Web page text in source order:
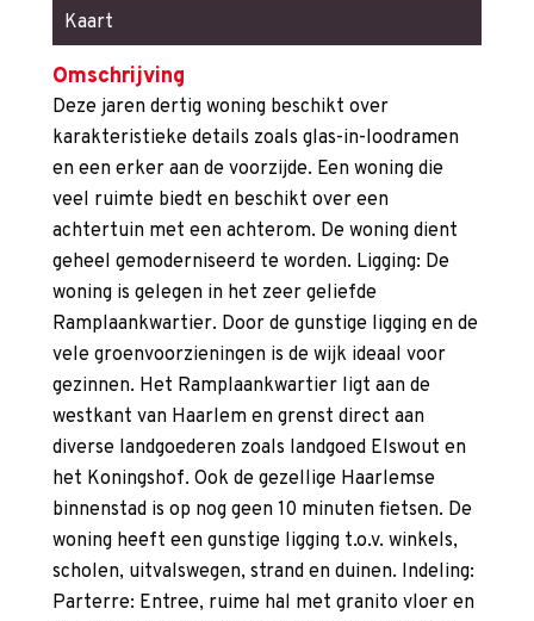
Kaart
Omschrijving
Deze jaren dertig woning beschikt over
karakteristieke details zoals glas-in-loodramen
en een erker aan de voorzijde. Een woning die
veel ruimte biedt en beschikt over een
achtertuin met een achterom. De woning dient
geheel gemoderniseerd te worden. Ligging: De
woning is gelegen in het zeer geliefde
Ramplaankwartier. Door de gunstige ligging en de
vele groenvoorzieningen is de wijk ideaal voor
gezinnen. Het Ramplaankwartier ligt aan de
westkant van Haarlem en grenst direct aan
diverse landgoederen zoals landgoed Elswout en
het Koningshof. Ook de gezellige Haarlemse
binnenstad is op nog geen 10 minuten fietsen. De
woning heeft een gunstige ligging t.o.v. winkels,
scholen, uitvalswegen, strand en duinen. Indeling:
Parterre: Entree, ruime hal met granito vloer en